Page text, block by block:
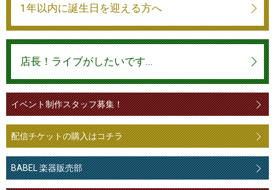
1年以内に誕生日を迎える方へ
店長！ライブがしたいです...
イベント制作スタッフ募集！
配信チケットの購入はコチラ
BABEL 楽器販売部